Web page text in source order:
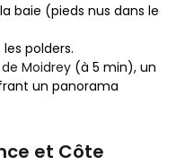
baie (pieds nus dans le
polders.
Moidrey (à 5 min), un
un panorama
et Côte